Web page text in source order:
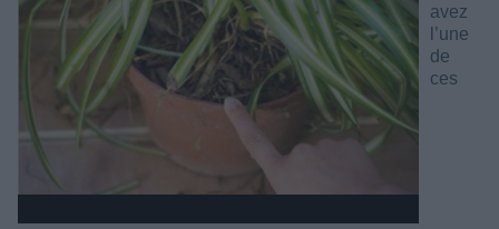
avez
l’une
de
ces